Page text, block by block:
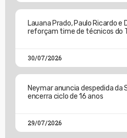
Lauana Prado, Paulo Ricardo e
reforçam time de técnicos do
30/07/2026
Neymar anuncia despedida da
encerra ciclo de 16 anos
29/07/2026